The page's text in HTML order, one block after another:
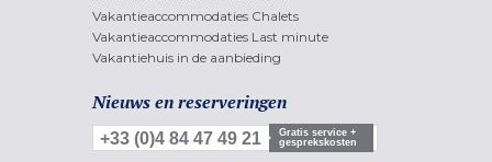
Vakantieaccommodaties Chalets
Vakantieaccommodaties Last minute
Vakantiehuis in de aanbieding
Nieuws en reserveringen
+33 (0)4 84 47 49 21
Gratis service +
gesprekskosten